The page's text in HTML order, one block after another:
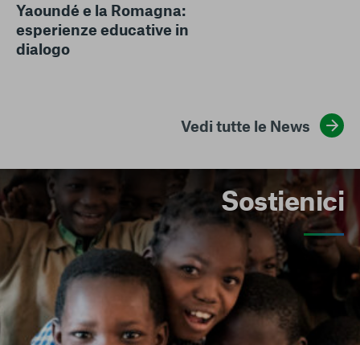
Yaoundé e la Romagna:
esperienze educative in
dialogo
Vedi tutte le News
Sostienici